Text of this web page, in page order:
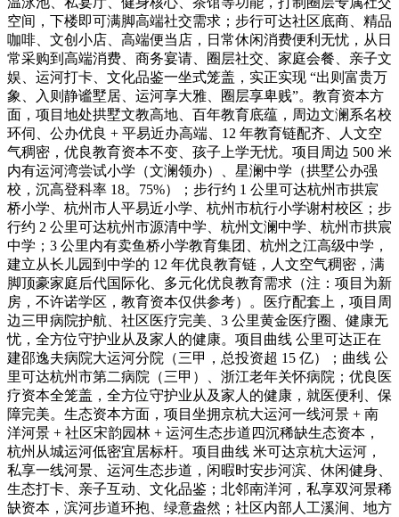
空间，下楼即可满脚高端社交需求；步行可达社区底商、精品
咖啡、文创小店、高端便当店，日常休闲消费便利无忧，从日
常采购到高端消费、商务宴请、圈层社交、家庭会餐、亲子文
娱、运河打卡、文化品鉴一坐式笼盖，实正实现 “出则富贵万
象、入则静谧墅居、运河享大雅、圈层享卑贱”。教育资本方
面，项目地处拱墅文教高地、百年教育底蕴，周边文澜系名校
环伺、公办优良 + 平易近办高端、12 年教育链配齐、人文空
气稠密，优良教育资本不变、孩子上学无忧。项目周边 500 米
内有运河湾尝试小学（文澜领办）、星澜中学（拱墅公办强
校，沉高登科率 18。75%）；步行约 1 公里可达杭州市拱宸
桥小学、杭州市人平易近小学、杭州市杭行小学谢村校区；步
行约 2 公里可达杭州市源清中学、杭州文澜中学、杭州市拱宸
中学；3 公里内有卖鱼桥小学教育集团、杭州之江高级中学，
建立从长儿园到中学的 12 年优良教育链，人文空气稠密，满
脚顶豪家庭后代国际化、多元化优良教育需求（注：项目为新
房，不许诺学区，教育资本仅供参考）。医疗配套上，项目周
边三甲病院护航、社区医疗完美、3 公里黄金医疗圈、健康无
忧，全方位守护业从及家人的健康。项目曲线 公里可达正在
建邵逸夫病院大运河分院（三甲，总投资超 15 亿）；曲线 公
里可达杭州市第二病院（三甲）、浙江老年关怀病院；优良医
疗资本全笼盖，全方位守护业从及家人的健康，就医便利、保
障完美。生态资本方面，项目坐拥京杭大运河一线河景 + 南
洋河景 + 社区宋韵园林 + 运河生态步道四沉稀缺生态资本，
杭州从城运河低密宜居标杆。项目曲线 米可达京杭大运河，
私享一线河景、运河生态步道，闲暇时安步河滨、休闲健身、
生态打卡、亲子互动、文化品鉴；北邻南洋河，私享双河景稀
缺资本，滨河步道环抱、绿意盎然；社区内部人工溪涧、地方